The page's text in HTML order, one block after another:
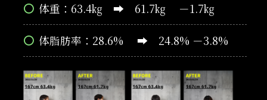
体重：63.4㎏ ➡ 61.7㎏
－1.7㎏
体脂肪率：28.6% ➡ 24.8% －3.8%